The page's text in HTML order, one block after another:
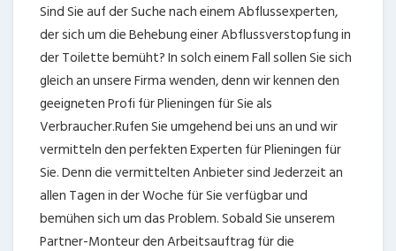
Sind Sie auf der Suche nach einem Abflussexperten,
der sich um die Behebung einer Abflussverstopfung in
der Toilette bemüht? In solch einem Fall sollen Sie sich
gleich an unsere Firma wenden, denn wir kennen den
geeigneten Profi für Plieningen für Sie als
Verbraucher.Rufen Sie umgehend bei uns an und wir
vermitteln den perfekten Experten für Plieningen für
Sie. Denn die vermittelten Anbieter sind Jederzeit an
allen Tagen in der Woche für Sie verfügbar und
bemühen sich um das Problem. Sobald Sie unserem
Partner-Monteur den Arbeitsauftrag für die